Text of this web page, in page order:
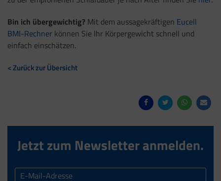
Bin ich übergewichtig? Mit dem aussagekräftigen Eucell
BMI-Rechner können Sie Ihr Körpergewicht schnell und
einfach einschätzen.
< Zurück zur Übersicht
Jetzt zum Newsletter anmelden.